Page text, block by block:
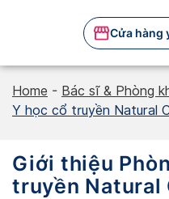
Cửa hàng
Home - Bác sĩ & Phòng
Y học cổ truyền Natural
Giới thiệu
truyền Natural